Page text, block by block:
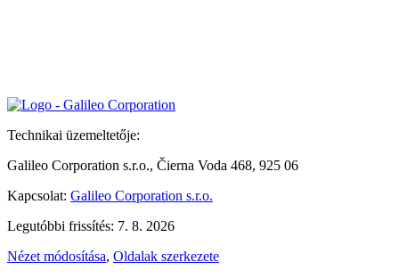
Technikai üzemeltetője:
Galileo Corporation s.r.o., Čierna Voda 468, 925 06
Kapcsolat: Galileo Corporation s.r.o.
Legutóbbi frissítés: 7. 8. 2026
Nézet módosítása, Oldalak szerkezete